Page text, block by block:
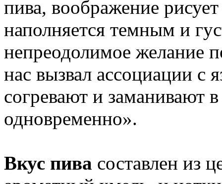
пива, воображение
наполняется темным и
непреодолимое желание
нас вызвал ассоциации с
согревают и заманивают
одновременно».
Вкус пива составлен из